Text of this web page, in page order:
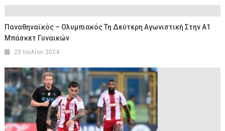
Παναθηναϊκός – Ολυμπιακός Τη Δεύτερη Αγωνιστική Στην Α1
Μπάσκετ Γυναικών
23 Ιουλίου 2024